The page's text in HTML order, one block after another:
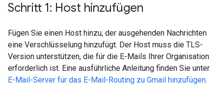
Schritt 1: Host hinzufügen
Fügen Sie einen Host hinzu, der ausgehenden Nachrichten
eine Verschlüsselung hinzufügt. Der Host muss die TLS-
Version unterstützen, die für die E-Mails Ihrer Organisation
erforderlich ist. Eine ausführliche Anleitung finden Sie unter
E-Mail-Server für das E-Mail-Routing zu Gmail hinzufügen.